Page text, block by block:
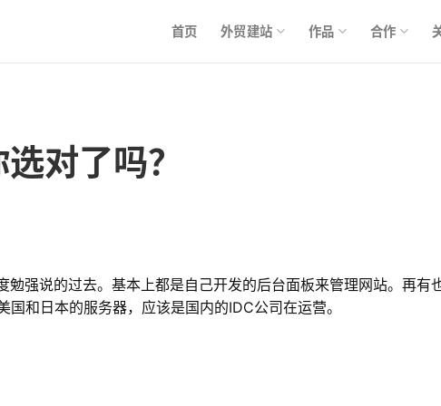
首页 外贸建站 作品 合作
对了吗？
强说的过去。基本上都是自己开发的后台面板来管理网站。再有
国和日本的服务器，应该是国内的IDC公司在运营。